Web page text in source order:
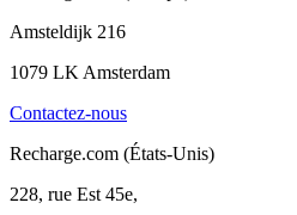
Amsteldijk 216
1079 LK Amsterdam
Contactez-nous
Recharge.com (États-Unis)
228, rue Est 45e,